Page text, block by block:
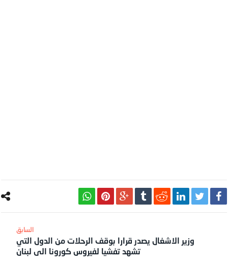
وزير الاشغال يصدر قرارا بوقف الرحلات من الدول التي
تشهد تفشيا لفيروس كورونا الى لبنان